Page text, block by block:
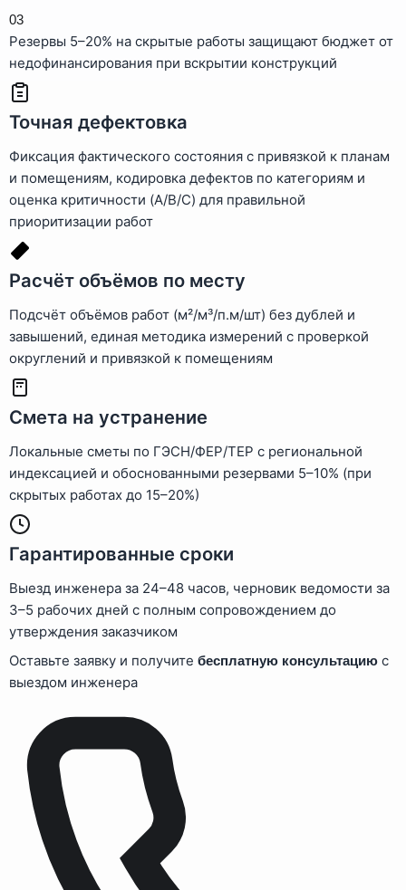
03
Резервы 5–20% на скрытые работы защищают бюджет от
недофинансирования при вскрытии конструкций
Точная дефектовка
Фиксация фактического состояния с привязкой к планам
и помещениям, кодировка дефектов по категориям и
оценка критичности (A/B/C) для правильной
приоритизации работ
Расчёт объёмов по месту
Подсчёт объёмов работ (м²/м³/п.м/шт) без дублей и
завышений, единая методика измерений с проверкой
округлений и привязкой к помещениям
Смета на устранение
Локальные сметы по ГЭСН/ФЕР/ТЕР с региональной
индексацией и обоснованными резервами 5–10% (при
скрытых работах до 15–20%)
Гарантированные сроки
Выезд инженера за 24–48 часов, черновик ведомости за
3–5 рабочих дней с полным сопровождением до
утверждения заказчиком
Оставьте заявку и получите бесплатную консультацию с
выездом инженера